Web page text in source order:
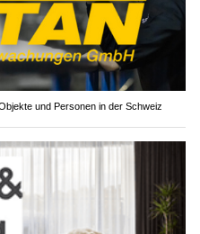
und Personen in der Schweiz